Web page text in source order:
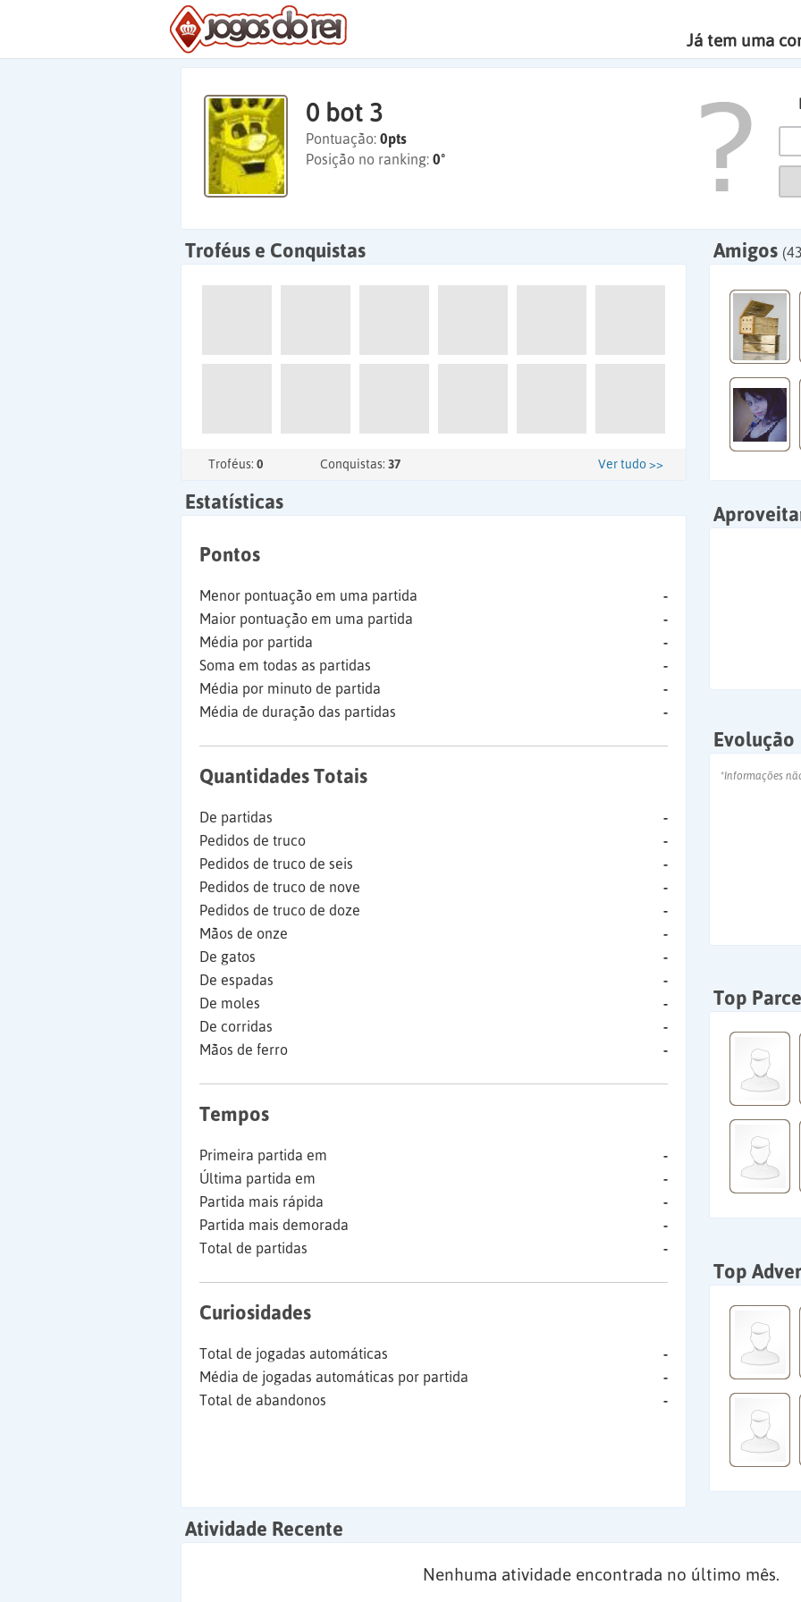
Já tem uma
0 bot 3
Pontuação: 0pts
Posição no ranking: 0º
Troféus e Conquistas
Troféus: 0 Conquistas: 37 Ver tudo >>
Amigos
Estatísticas
Pontos
Menor pontuação em uma partida
-
Maior pontuação em uma partida
-
Média por partida
-
Soma em todas as partidas
-
Média por minuto de partida
-
Média de duração das partidas
-
Quantidades Totais
De partidas
-
Pedidos de truco
-
Pedidos de truco de seis
-
Pedidos de truco de nove
-
Pedidos de truco de doze
-
Mãos de onze
-
De gatos
-
De espadas
-
De moles
-
De corridas
-
Mãos de ferro
-
Tempos
Primeira partida em
-
Última partida em
-
Partida mais rápida
-
Partida mais demorada
-
Total de partidas
-
Curiosidades
Total de jogadas automáticas
-
Média de jogadas automáticas por partida
-
Total de abandonos
-
Evolução
*Informações
Top
Top
Atividade Recente
Nenhuma atividade encontrada no último mês.